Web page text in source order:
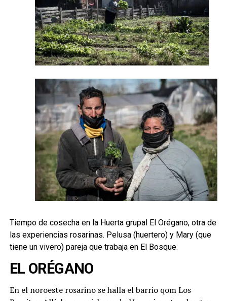
Tiempo de cosecha en la Huerta grupal El Orégano, otra de
las experiencias rosarinas. Pelusa (huertero) y Mary (que
tiene un vivero) pareja que trabaja en El Bosque.
EL ORÉGANO
En el noroeste rosarino se halla el barrio qom Los